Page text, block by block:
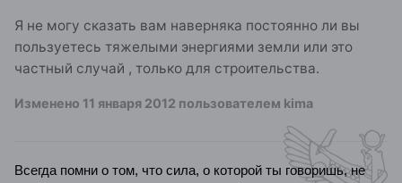
Я не могу сказать вам наверняка постоянно ли вы
пользуетесь тяжелыми энергиями земли или это
частный случай , только для строительства.
Изменено 11 января 2012 пользователем kima
Всегда помни о том, что сила, о которой ты говоришь, не